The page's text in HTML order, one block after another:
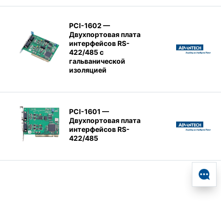
PCI-1602 —
Двухпортовая плата
интерфейсов RS-
422/485 с
гальванической
изоляцией
PCI-1601 —
Двухпортовая плата
интерфейсов RS-
422/485